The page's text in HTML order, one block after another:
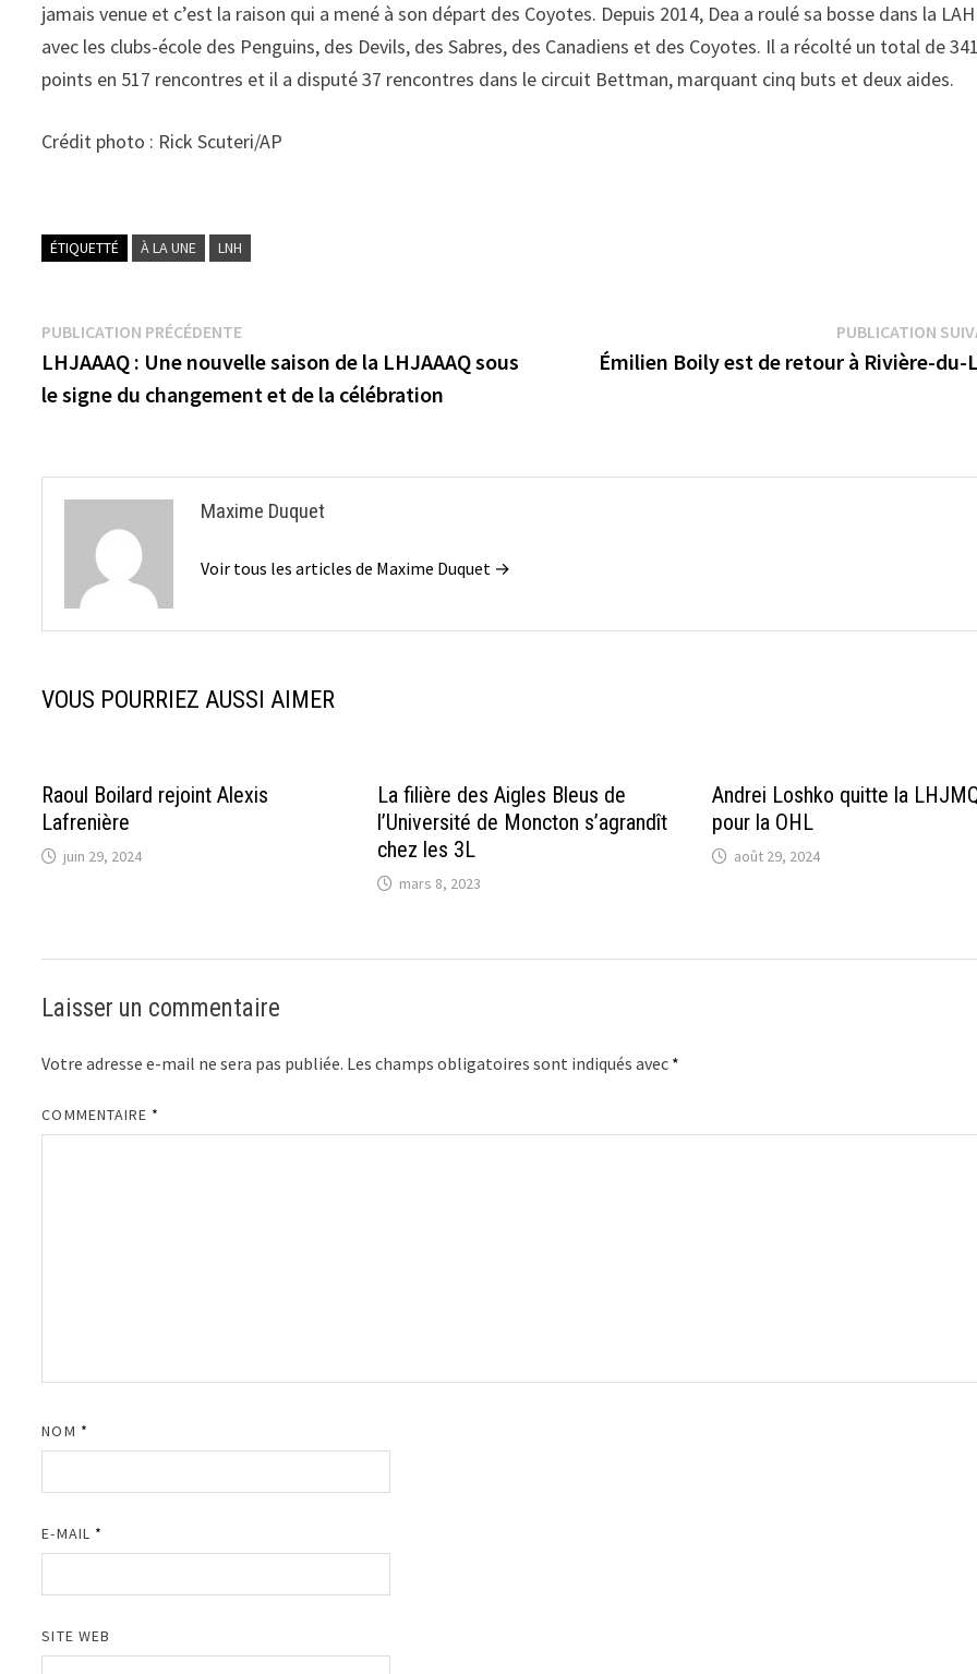
jamais venue et c’est la raison qui a mené à son départ des Coyotes. Depuis 2014, Dea a roulé sa bosse dans la LAH
avec les clubs-école des Penguins, des Devils, des Sabres, des Canadiens et des Coyotes. Il a récolté un total de 341
points en 517 rencontres et il a disputé 37 rencontres dans le circuit Bettman, marquant cinq buts et deux aides.
Crédit photo : Rick Scuteri/AP
ÉTIQUETTÉ À LA UNE LNH
Navigation
de
l’article
PUBLICATION PRÉCÉDENTEPublication
précédente :
LHJAAAQ : Une nouvelle saison de la LHJAAAQ sous
le signe du changement et de la célébration
PUBLICATION
Émilien Boily est de retour à Rivière-du-
Maxime Duquet
Voir tous les articles de Maxime Duquet →
VOUS POURRIEZ AUSSI AIMER
Raoul Boilard rejoint Alexis
Lafrenière
juin 29, 2024
La filière des Aigles Bleus de
l’Université de Moncton s’agrandît
chez les 3L
mars 8, 2023
Andrei Loshko quitte la
pour la OHL
août 29, 2024
Laisser un commentaire
Votre adresse e-mail ne sera pas publiée. Les champs obligatoires sont indiqués avec *
COMMENTAIRE *
NOM *
E-MAIL *
SITE WEB